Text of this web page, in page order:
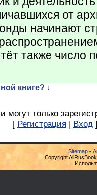
от
начинают
также число
книге? ↓
могут только
[ Регистрация | Вход ]
Sitemap-
Copyright